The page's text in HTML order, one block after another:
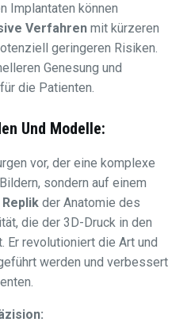
Implantaten können
Verfahren mit kürzeren
geringeren Risiken.
Genesung und
die Patienten.
Und Modelle:
vor, der eine komplexe
sondern auf einem
der Anatomie des
die der 3D-Druck in den
Er revolutioniert die Art und
werden und verbessert